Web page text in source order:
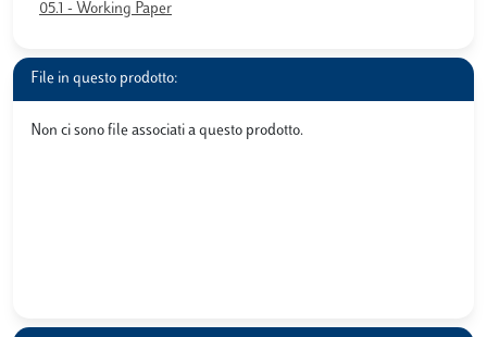
05.1 - Working Paper
File in questo prodotto:
Non ci sono file associati a questo prodotto.